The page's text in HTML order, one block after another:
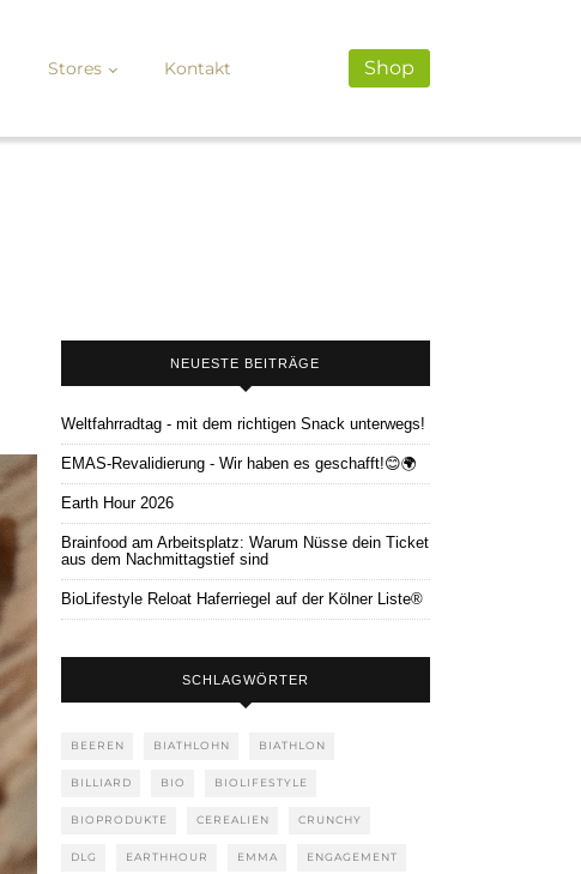
Stores Kontakt Shop
NEUESTE BEITRÄGE
Weltfahrradtag - mit dem richtigen Snack unterwegs!
EMAS-Revalidierung - Wir haben es geschafft!😊🌍
Earth Hour 2026
Brainfood am Arbeitsplatz: Warum Nüsse dein Ticket
aus dem Nachmittagstief sind
BioLifestyle Reloat Haferriegel auf der Kölner Liste®
SCHLAGWÖRTER
BEEREN BIATHLOHN BIATHLON
BILLIARD BIO BIOLIFESTYLE
BIOPRODUKTE CEREALIEN CRUNCHY
DLG EARTHHOUR EMMA ENGAGEMENT